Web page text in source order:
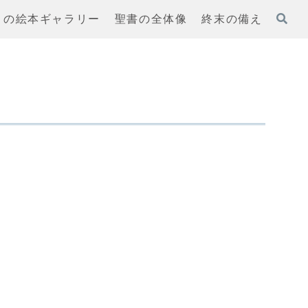
絵本ギャラリー 聖書の全体像 終末の備え